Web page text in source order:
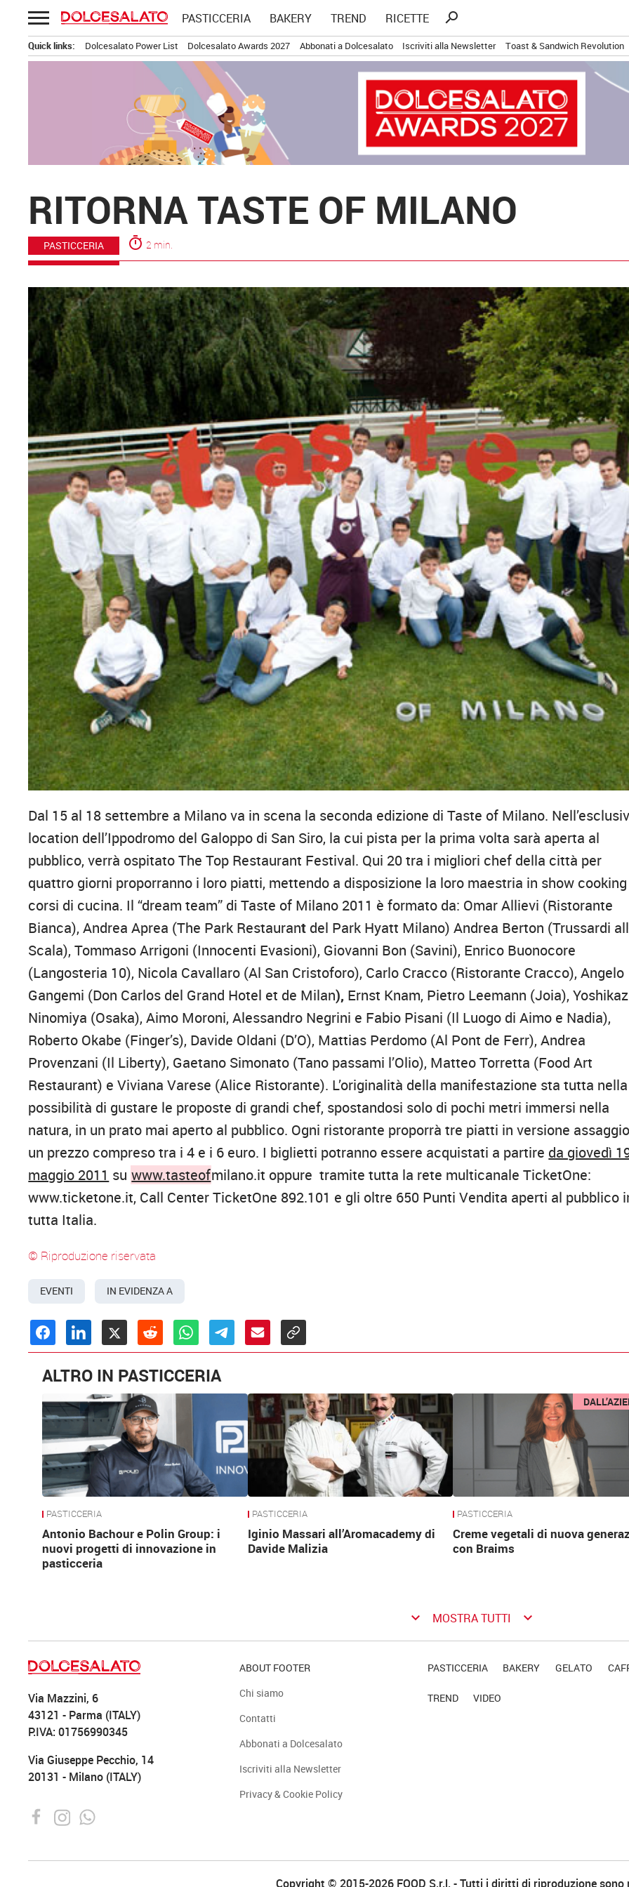
Passa
al
contenuto
PASTICCERIA BAKERY TREND RICETTE
Ricerca
search
Quick links: Dolcesalato Power List Dolcesalato Awards 2027 Abbonati a Dolcesalato Iscriviti alla Newsletter Toast & Sandwich Revolution
RITORNA TASTE OF MILANO
PASTICCERIA timer 2 min.
Dal 15 al 18 settembre a Milano va in scena la seconda edizione di Taste of Milano.
location dell’Ippodromo del Galoppo di San Siro, la cui pista per la prima volta sarà aperta al
pubblico, verrà ospitato The Top Restaurant Festival. Qui 20 tra i migliori chef della città per
quattro giorni proporranno i loro piatti, mettendo a disposizione la loro maestria in show
corsi di cucina. Il “dream team” di Taste of Milano 2011 è formato da: Omar Allievi (Ristorante
Bianca), Andrea Aprea (The Park Restaurant del Park Hyatt Milano) Andrea Berton (Trussardi
Scala), Tommaso Arrigoni (Innocenti Evasioni), Giovanni Bon (Savini), Enrico Buonocore
(Langosteria 10), Nicola Cavallaro (Al San Cristoforo), Carlo Cracco (Ristorante Cracco), Angelo
Gangemi (Don Carlos del Grand Hotel et de Milan), Ernst Knam, Pietro Leemann (Joia),
Ninomiya (Osaka), Aimo Moroni, Alessandro Negrini e Fabio Pisani (Il Luogo di Aimo e Nadia),
Roberto Okabe (Finger’s), Davide Oldani (D’O), Mattias Perdomo (Al Pont de Ferr), Andrea
Provenzani (Il Liberty), Gaetano Simonato (Tano passami l’Olio), Matteo Torretta (Food Art
Restaurant) e Viviana Varese (Alice Ristorante). L’originalità della manifestazione sta tutta nella
possibilità di gustare le proposte di grandi chef, spostandosi solo di pochi metri immersi nella
natura, in un prato mai aperto al pubblico. Ogni ristorante proporrà tre piatti in versione
un prezzo compreso tra i 4 e i 6 euro. I biglietti potranno essere acquistati a partire da giovedì
maggio 2011 su www.tasteofmilano.it oppure tramite tutta la rete multicanale TicketOne:
www.ticketone.it, Call Center TicketOne 892.101 e gli oltre 650 Punti Vendita aperti al pubblico
tutta Italia.
© Riproduzione riservata
EVENTI IN EVIDENZA A
ALTRO IN PASTICCERIA
PASTICCERIA
Antonio Bachour e Polin Group: i
nuovi progetti di innovazione in
pasticceria
PASTICCERIA
Iginio Massari all’Aromacademy di
Davide Malizia
PASTICCERIA
Creme vegetali di nuova
con Braims
keyboard_arrow_down MOSTRA TUTTI keyboard_arrow_down
Via Mazzini, 6
43121 - Parma (ITALY)
P.IVA: 01756990345
Via Giuseppe Pecchio, 14
20131 - Milano (ITALY)
ABOUT FOOTER
Chi siamo
Contatti
Abbonati a Dolcesalato
Iscriviti alla Newsletter
Privacy & Cookie Policy
PASTICCERIA BAKERY GELATO
TREND VIDEO
Copyright © 2015-2026 FOOD S.r.l. - Tutti i diritti di riproduzione sono